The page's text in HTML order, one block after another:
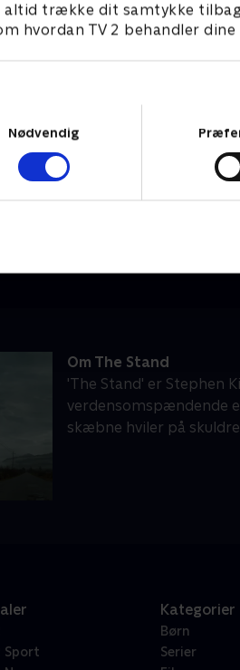
altid trække dit samtykke
hvordan TV 2 behandler
Nødvendig
Om The Stand
'The Stand' er Stephen
verdensomspændende
skæbne hviler på
Sport
Kategorier
Børn
Serier